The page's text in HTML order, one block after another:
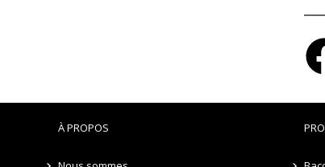
À PROPOS